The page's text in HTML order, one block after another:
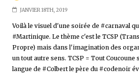
JANVIER 18TH, 2019
Voilà le visuel d'une soirée de #carnaval
#Martinique. Le thème c'est le TCSP
Propre) mais dans l'imagination des
un tout autre sens. TCSP = Tout Coucoune
langue de #Colbert le père du #codenoir